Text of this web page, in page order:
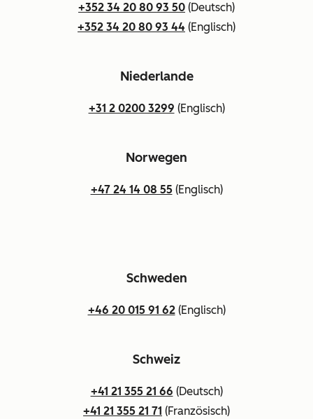
+352 34 20 80 93 50 (Deutsch)
+352 34 20 80 93 44 (Englisch)
Niederlande
+31 2 0200 3299 (Englisch)
Norwegen
+47 24 14 08 55(Englisch)
Schweden
+46 20 015 91 62(Englisch)
Schweiz
+41 21 355 21 66 (Deutsch)
+41 21 355 21 71 (Französisch)